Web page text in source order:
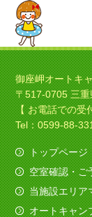
春キャンプの
暖かくなってき
キャンプにいい
ソロキャンプ
御座岬オートキ
〒517-0705 三
【 お電話での受
Tel：0599-88-
トップページ
空室確認・ご
当施設エリア
オートキャン